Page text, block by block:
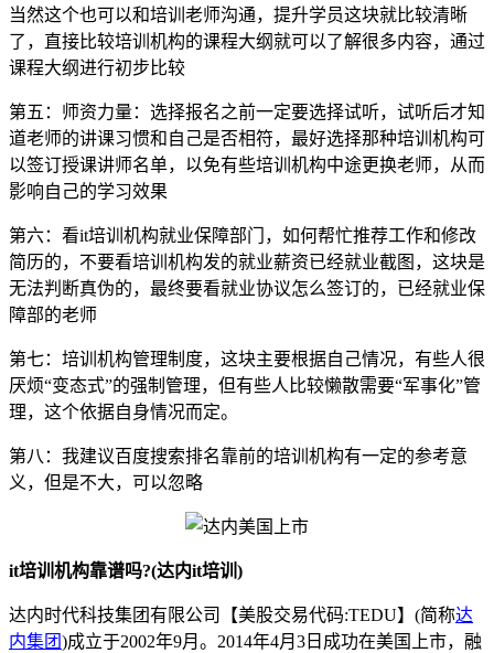
当然这个也可以和培训老师沟通，提升学员这块就比较清晰
了，直接比较培训机构的课程大纲就可以了解很多内容，通过
课程大纲进行初步比较
第五：师资力量：选择报名之前一定要选择试听，试听后才知
道老师的讲课习惯和自己是否相符，最好选择那种培训机构可
以签订授课讲师名单，以免有些培训机构中途更换老师，从而
影响自己的学习效果
第六：看it培训机构就业保障部门，如何帮忙推荐工作和修改
简历的，不要看培训机构发的就业薪资已经就业截图，这块是
无法判断真伪的，最终要看就业协议怎么签订的，已经就业保
障部的老师
第七：培训机构管理制度，这块主要根据自己情况，有些人很
厌烦“变态式”的强制管理，但有些人比较懒散需要“军事化”管
理，这个依据自身情况而定。
第八：我建议百度搜索排名靠前的培训机构有一定的参考意
义，但是不大，可以忽略
it培训机构靠谱吗?(达内it培训)
达内时代科技集团有限公司【美股交易代码:TEDU】(简称达
内集团)成立于2002年9月。2014年4月3日成功在美国上市，融